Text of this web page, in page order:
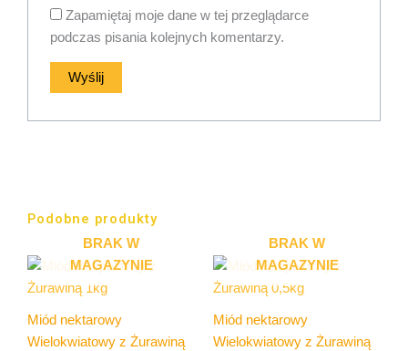
Zapamiętaj moje dane w tej przeglądarce
podczas pisania kolejnych komentarzy.
Podobne produkty
BRAK W
MAGAZYNIE
Miód nektarowy
Wielokwiatowy z Żurawiną
BRAK W
MAGAZYNIE
Miód nektarowy
Wielokwiatowy z Żurawiną